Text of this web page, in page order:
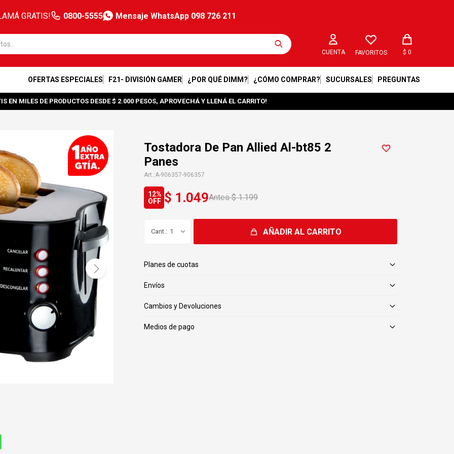
GRATIS! 0800-5555 Mensaje WhatsApp 098 726 211
OFERTAS ESPECIALES F21- DIVISIÓN GAMER ¿POR QUÉ DIMM? ¿CÓMO COMPRAR? SUCURSALES PREGUNTAS
FAVORITOS $ 0
EN MILES DE PRODUCTOS DESDE $ 2.000 PESOS, APROVECHÁ Y LLENÁ EL CARRITO!
Tostadora De Pan Allied Al-bt85 2
Panes
A-906357-906357
$ 1.049 $ 1.199
12
1 AÑADIR AL CARRITO
Planes de cuotas
Envíos
Cambios y Devoluciones
Medios de pago